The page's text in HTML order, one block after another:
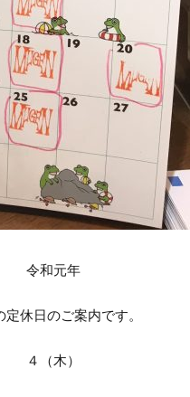
令和元年
定休日のご案内です。
４（木）